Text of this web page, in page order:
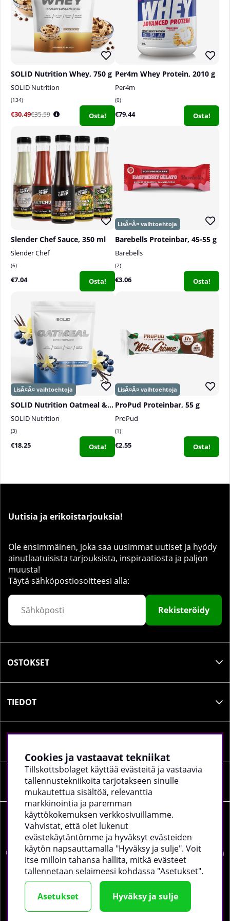
tulee käyttää 12 kuukauden kuluessa. Säilytä
kuivassa ja hyvin suljettuna, poissa lasten
ulottuvilta. Ei sisällä allergeeneja.
SOLID Nutrition Whey, 750 g
SOLID Nutrition
134
€30.49€35.59 Osta!
Per4m Whey Protein, 2010 g
Per4m
0
€79.44 Osta!
Slender Chef Sauce, 350 ml
Slender Chef
6
€7.04 Osta!
Barebells Proteinbar, 45-55 g
Barebells
2
€3.06 Osta!
SOLID Nutrition Oatmeal & Protein Mix, 750 g
SOLID Nutrition
3
€18.25 Osta!
ProPud Proteinbar, 55 g
ProPud
1
€2.55 Osta!
Uutisia ja erikoistarjouksia!
Ole ensimmäinen, joka saa uusimmat uutiset ja hyödy
ainutlaatuisista tarjouksista, inspiraatiosta ja paljon
muusta!
Täytä sähköpostiosoitteesi alla:
Rekisteröidy
OSTOKSET
TIEDOT
YRITYKSEN TIEDOT
© 2026 tillskottsbolaget.fi. Käytämme evästeitä -lue lisää
täältä.
Cookies ja vastaavat tekniikat
Tillskottsbolaget käyttää evästeitä ja vastaavia
tallennustekniikoita tarjotakseen sinulle
mukautettua sisältöä, relevanttia
markkinointia ja paremman
käyttökokemuksen verkkosivuillamme.
Vahvistat, että olet lukenut
evästekäytäntömme ja hyväksyt evästeiden
käytön napsauttamalla "Hyväksy ja sulje". Voit
itse milloin tahansa hallita, mitkä evästeet
tallennetaan selaimeesi kohdassa "Asetukset".
Asetukset Hyväksy ja sulje